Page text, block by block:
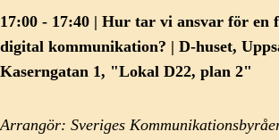
17:00 - 17:40 | Hur tar vi ansvar för en
digital kommunikation? | D-huset,
Kaserngatan 1, "Lokal D22, plan 2"
Arrangör: Sveriges